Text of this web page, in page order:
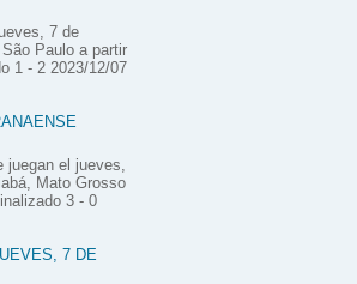
7 de
Paulo a partir
1 - 2 2023/12/07
juegan el jueves,
Mato Grosso
3 - 0
7 DE